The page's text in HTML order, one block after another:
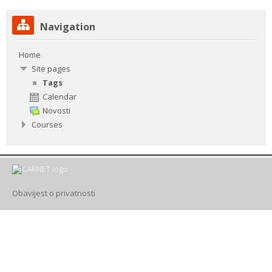
Drugi načini prijave
English ‎(en)‎
Skip
NavigationNavigation
Home
Site pages
Tags
Calendar
Novosti
Courses
Obavijest o privatnosti